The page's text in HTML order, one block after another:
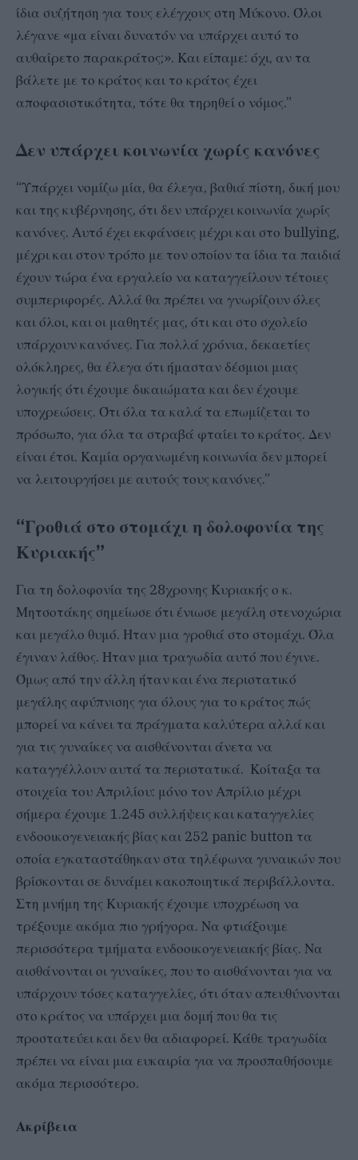
ίδια συζήτηση για τους ελέγχους στη Μύκονο. Όλοι
λέγανε «μα είναι δυνατόν να υπάρχει αυτό το
αυθαίρετο παρακράτος;». Και είπαμε: όχι, αν τα
βάλετε με το κράτος και το κράτος έχει
αποφασιστικότητα, τότε θα τηρηθεί ο νόμος.”
Δεν υπάρχει κοινωνία χωρίς κανόνες
“Υπάρχει νομίζω μία, θα έλεγα, βαθιά πίστη, δική μου
και της κυβέρνησης, ότι δεν υπάρχει κοινωνία χωρίς
κανόνες. Αυτό έχει εκφάνσεις μέχρι και στο bullying,
μέχρι και στον τρόπο με τον οποίον τα ίδια τα παιδιά
έχουν τώρα ένα εργαλείο να καταγγείλουν τέτοιες
συμπεριφορές. Αλλά θα πρέπει να γνωρίζουν όλες
και όλοι, και οι μαθητές μας, ότι και στο σχολείο
υπάρχουν κανόνες. Για πολλά χρόνια, δεκαετίες
ολόκληρες, θα έλεγα ότι ήμασταν δέσμιοι μιας
λογικής ότι έχουμε δικαιώματα και δεν έχουμε
υποχρεώσεις. Ότι όλα τα καλά τα επωμίζεται το
πρόσωπο, για όλα τα στραβά φταίει το κράτος. Δεν
είναι έτσι. Καμία οργανωμένη κοινωνία δεν μπορεί
να λειτουργήσει με αυτούς τους κανόνες.”
“Γροθιά στο στομάχι η δολοφονία της
Κυριακής”
Για τη δολοφονία της 28χρονης Κυριακής ο κ.
Μητσοτάκης σημείωσε ότι ένιωσε μεγάλη στενοχώρια
και μεγάλο θυμό. Ηταν μια γροθιά στο στομάχι. Όλα
έγιναν λάθος. Ηταν μια τραγωδία αυτό που έγινε.
Όμως από την άλλη ήταν και ένα περιστατικό
μεγάλης αφύπνισης για όλους για το κράτος πώς
μπορεί να κάνει τα πράγματα καλύτερα αλλά και
για τις γυναίκες να αισθάνονται άνετα να
καταγγέλλουν αυτά τα περιστατικά. Κοίταξα τα
στοιχεία του Απριλίου: μόνο τον Απρίλιο μέχρι
σήμερα έχουμε 1.245 συλλήψεις και καταγγελίες
ενδοοικογενειακής βίας και 252 panic button τα
οποία εγκαταστάθηκαν στα τηλέφωνα γυναικών που
βρίσκονται σε δυνάμει κακοποιητικά περιβάλλοντα.
Στη μνήμη της Κυριακής έχουμε υποχρέωση να
τρέξουμε ακόμα πιο γρήγορα. Να φτιάξουμε
περισσότερα τμήματα ενδοοικογενειακής βίας. Να
αισθάνονται οι γυναίκες, που το αισθάνονται για να
υπάρχουν τόσες καταγγελίες, ότι όταν απευθύνονται
στο κράτος να υπάρχει μια δομή που θα τις
προστατεύει και δεν θα αδιαφορεί. Κάθε τραγωδία
πρέπει να είναι μια ευκαιρία για να προσπαθήσουμε
ακόμα περισσότερο.
Ακρίβεια